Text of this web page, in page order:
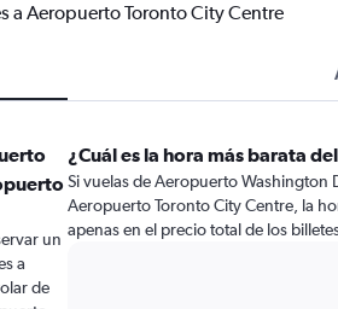
a Aeropuerto Toronto City Centre
un
a
de
¿Cuál es la hora más barata
Si vuelas de Aeropuerto Washington
Aeropuerto Toronto City Centre, la
apenas en el precio total de los